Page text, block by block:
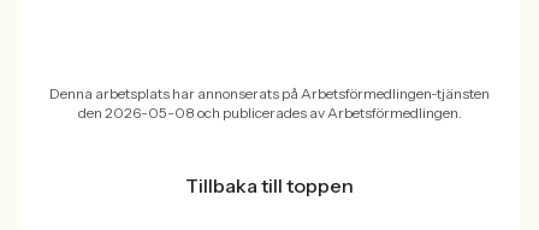
Denna arbetsplats har annonserats på Arbetsförmedlingen-tjänsten
den 2026-05-08 och publicerades av Arbetsförmedlingen.
Tillbaka till toppen